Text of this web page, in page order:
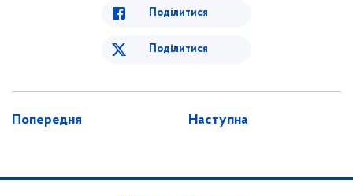
Поділитися
Поділитися
Попередня Наступна